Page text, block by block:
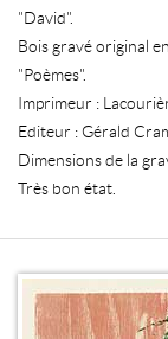
"David".
Bois gravé original
"Poèmes".
Imprimeur :
Editeur : Gérald
Dimensions de la
Très bon état.